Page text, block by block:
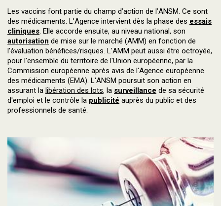
Les vaccins font partie du champ d’action de l’ANSM. Ce sont
des médicaments. L’Agence intervient dès la phase des essais
cliniques. Elle accorde ensuite, au niveau national, son
autorisation de mise sur le marché (AMM) en fonction de
l'évaluation bénéfices/risques. L'AMM peut aussi être octroyée,
pour l'ensemble du territoire de l'Union européenne, par la
Commission européenne après avis de l'Agence européenne
des médicaments (EMA). L'ANSM poursuit son action en
assurant la libération des lots, la surveillance de sa sécurité
d'emploi et le contrôle la publicité auprès du public et des
professionnels de santé.